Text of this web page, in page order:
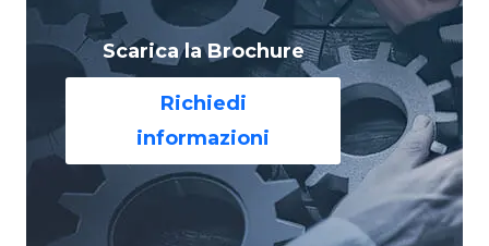
Scarica la Brochure
Richiedi
informazioni